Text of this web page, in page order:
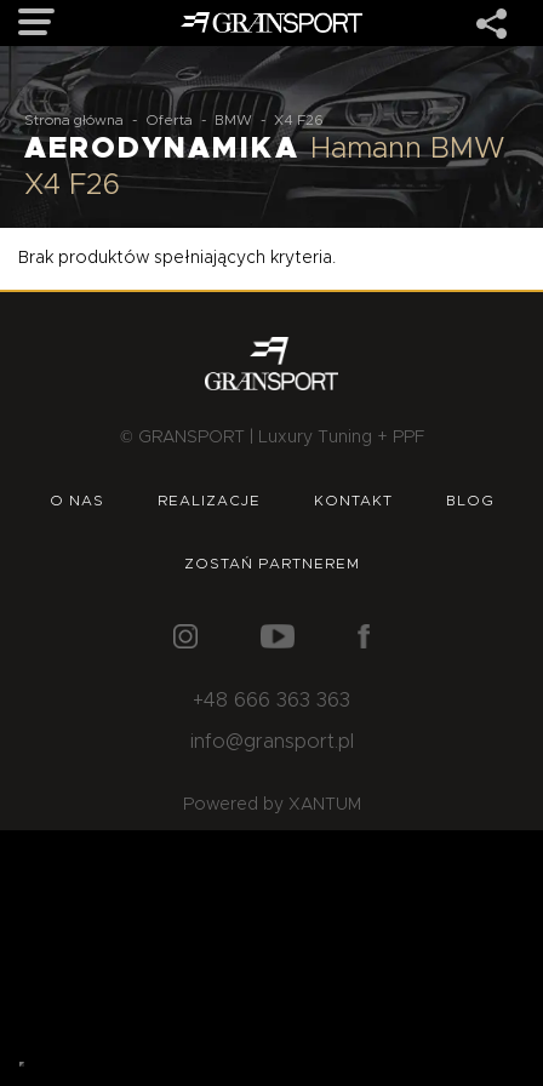
OFERTA
MARKI
REALIZACJE
O NAS
Strona główna - Oferta - BMW - X4 F26
AERODYNAMIKAHamann BMW
X4 F26
Brak produktów spełniających kryteria.
© GRANSPORT | Luxury Tuning + PPF
O NAS REALIZACJE KONTAKT BLOG
ZOSTAŃ PARTNEREM
+48 666 363 363
info@gransport.pl
Powered by XANTUM